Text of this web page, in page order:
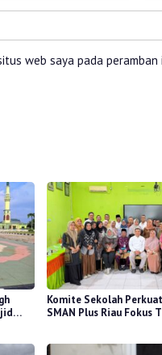
web saya pada
Komite Sekolah
SMAN Plus Riau Fokus